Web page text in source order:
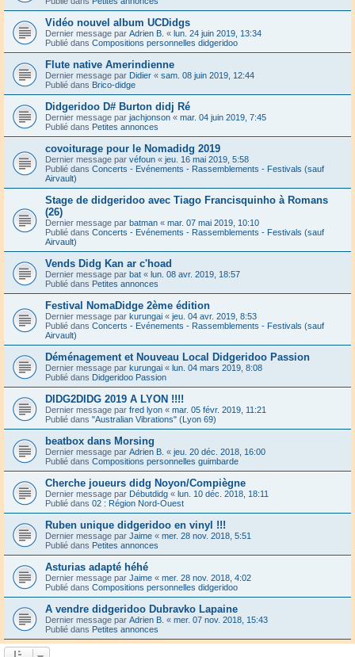
Vidéo nouvel album UCDidgs
Dernier message par Adrien B. « lun. 24 juin 2019, 13:34
Publié dans Compositions personnelles didgeridoo
Flute native Amerindienne
Dernier message par Didier « sam. 08 juin 2019, 12:44
Publié dans Brico-didge
Didgeridoo D# Burton didj Ré
Dernier message par jachjonson « mar. 04 juin 2019, 7:45
Publié dans Petites annonces
covoiturage pour le Nomadidg 2019
Dernier message par véfoun « jeu. 16 mai 2019, 5:58
Publié dans Concerts - Evénements - Rassemblements - Festivals (sauf
Airvault)
Stage de didgeridoo avec Tiago Francisquinho à Romans
(26)
Dernier message par batman « mar. 07 mai 2019, 10:10
Publié dans Concerts - Evénements - Rassemblements - Festivals (sauf
Airvault)
Vends Didg Kan ar c'hoad
Dernier message par bat « lun. 08 avr. 2019, 18:57
Publié dans Petites annonces
Festival NomaDidge 2ème édition
Dernier message par kurungai « jeu. 04 avr. 2019, 8:53
Publié dans Concerts - Evénements - Rassemblements - Festivals (sauf
Airvault)
Déménagement et Nouveau Local Didgeridoo Passion
Dernier message par kurungai « lun. 04 mars 2019, 8:08
Publié dans Didgeridoo Passion
DIDG2DIDG 2019 A LYON !!!!
Dernier message par fred lyon « mar. 05 févr. 2019, 11:21
Publié dans "Australian Vibrations" (Lyon 69)
beatbox dans Morsing
Dernier message par Adrien B. « jeu. 20 déc. 2018, 16:00
Publié dans Compositions personnelles guimbarde
Cherche joueurs didg Noyon/Compiègne
Dernier message par Débutdidg « lun. 10 déc. 2018, 18:11
Publié dans 02 : Région Nord-Ouest
Ruben unique didgeridoo en vinyl !!!
Dernier message par Jaime « mer. 28 nov. 2018, 5:51
Publié dans Petites annonces
Asturias adapté héhé
Dernier message par Jaime « mer. 28 nov. 2018, 4:02
Publié dans Compositions personnelles didgeridoo
A vendre didgeridoo Dubravko Lapaine
Dernier message par Adrien B. « mer. 07 nov. 2018, 15:43
Publié dans Petites annonces